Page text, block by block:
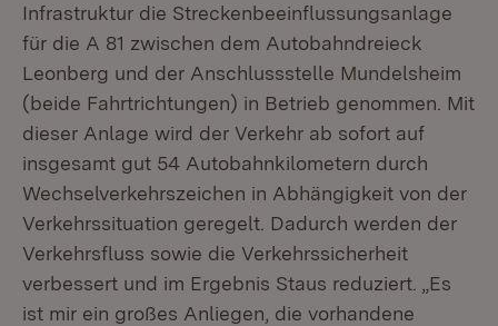
Infrastruktur die Streckenbeeinflussungsanlage
für die A 81 zwischen dem Autobahndreieck
Leonberg und der Anschlussstelle Mundelsheim
(beide Fahrtrichtungen) in Betrieb genommen. Mit
dieser Anlage wird der Verkehr ab sofort auf
insgesamt gut 54 Autobahnkilometern durch
Wechselverkehrszeichen in Abhängigkeit von der
Verkehrssituation geregelt. Dadurch werden der
Verkehrsfluss sowie die Verkehrssicherheit
verbessert und im Ergebnis Staus reduziert. „Es
ist mir ein großes Anliegen, die vorhandene